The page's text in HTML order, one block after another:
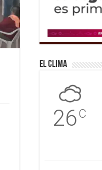
El Clima
26C